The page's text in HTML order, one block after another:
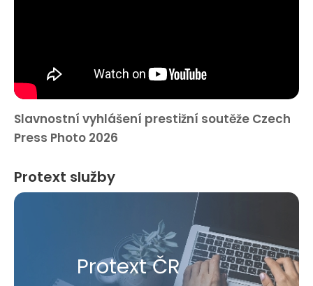
Slavnostní vyhlášení prestižní soutěže Czech
Press Photo 2026
Protext služby
Protext ČR